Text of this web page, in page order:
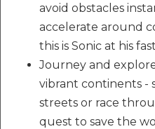
avoid obstacles
accelerate around
this is Sonic at his
Journey and
vibrant continents -
streets or race
quest to save the